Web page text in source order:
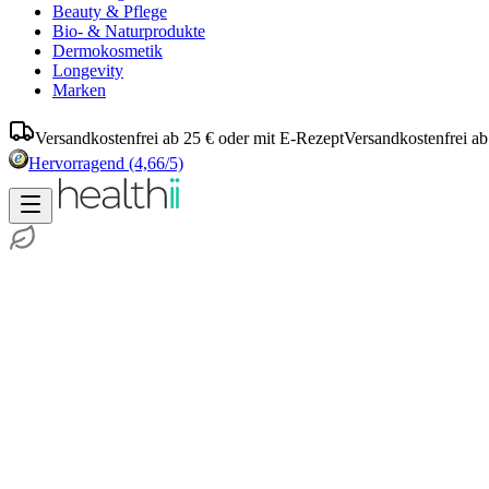
Beauty & Pflege
Bio- & Naturprodukte
Dermokosmetik
Longevity
Marken
Versandkostenfrei ab 25 € oder mit E-RezeptVersandkostenfrei
Hervorragend (4,66/5)